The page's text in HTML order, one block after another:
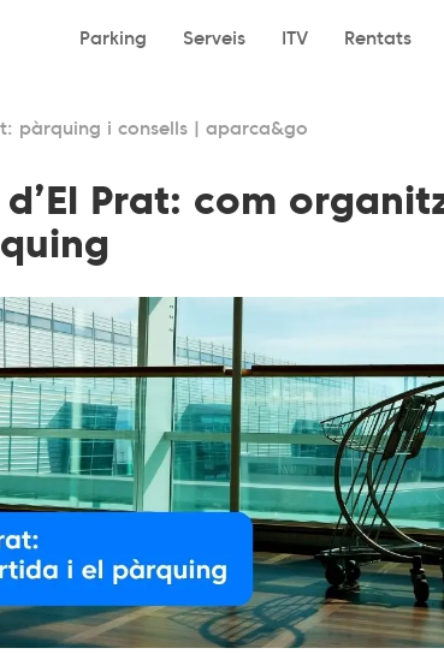
Parking Serveis ITV Rentats
pàrquing i consells | aparca&go
Prat: com